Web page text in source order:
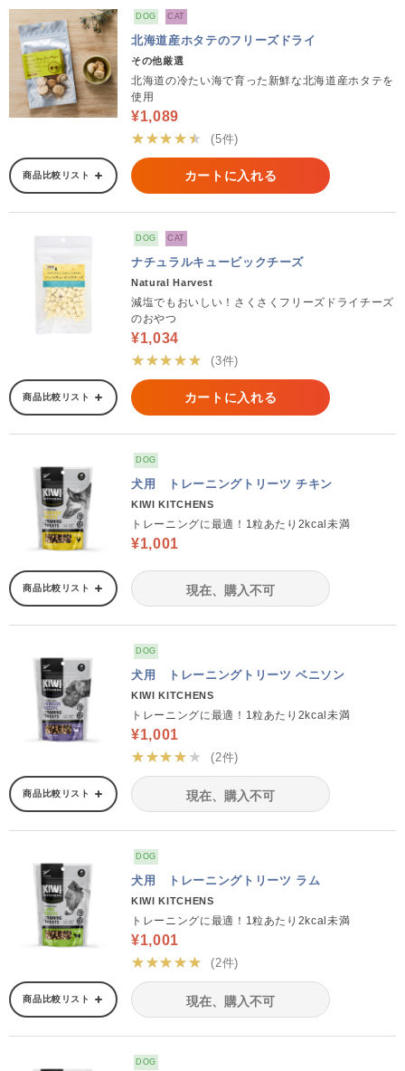
DOG CAT
北海道産ホタテのフリーズドライ
その他厳選
北海道の冷たい海で育った新鮮な北海道産ホタテを
使用
¥1,089
★★★★★
(5件)
商品比較リスト カートに入れる
DOG CAT
ナチュラルキュービックチーズ
Natural Harvest
減塩でもおいしい！さくさくフリーズドライチーズ
のおやつ
¥1,034
★★★★★
(3件)
商品比較リスト カートに入れる
DOG
犬用 トレーニングトリーツ チキン
KIWI KITCHENS
トレーニングに最適！1粒あたり2kcal未満
¥1,001
商品比較リスト 現在、購入不可
DOG
犬用 トレーニングトリーツ ベニソン
KIWI KITCHENS
トレーニングに最適！1粒あたり2kcal未満
¥1,001
★★★★★
(2件)
商品比較リスト 現在、購入不可
DOG
犬用 トレーニングトリーツ ラム
KIWI KITCHENS
トレーニングに最適！1粒あたり2kcal未満
¥1,001
★★★★★
(2件)
商品比較リスト 現在、購入不可
DOG